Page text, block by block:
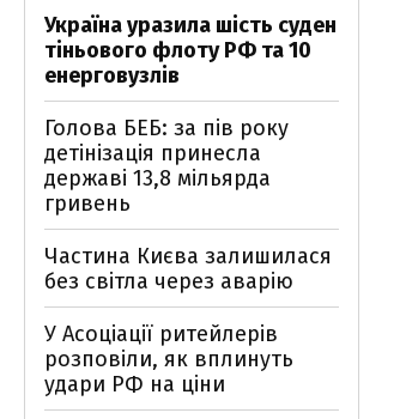
Україна уразила шість суден
тіньового флоту РФ та 10
енерговузлів
Голова БЕБ: за пів року
детінізація принесла
державі 13,8 мільярда
гривень
Частина Києва залишилася
без світла через аварію
У Асоціації ритейлерів
розповіли, як вплинуть
удари РФ на ціни